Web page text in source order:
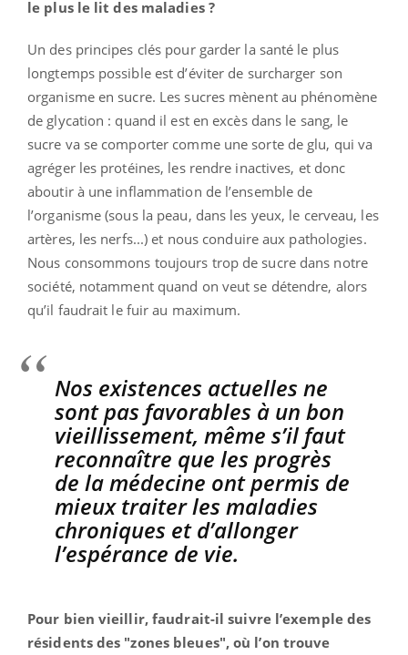
le plus le lit des maladies ?
Un des principes clés pour garder la santé le plus
longtemps possible est d’éviter de surcharger son
organisme en sucre. Les sucres mènent au phénomène
de glycation : quand il est en excès dans le sang, le
sucre va se comporter comme une sorte de glu, qui va
agréger les protéines, les rendre inactives, et donc
aboutir à une inflammation de l’ensemble de
l’organisme (sous la peau, dans les yeux, le cerveau, les
artères, les nerfs...) et nous conduire aux pathologies.
Nous consommons toujours trop de sucre dans notre
société, notamment quand on veut se détendre, alors
qu’il faudrait le fuir au maximum.
Nos existences actuelles ne
sont pas favorables à un bon
vieillissement, même s’il faut
reconnaître que les progrès
de la médecine ont permis de
mieux traiter les maladies
chroniques et d’allonger
l’espérance de vie.
Pour bien vieillir, faudrait-il suivre l’exemple des
résidents des "zones bleues", où l’on trouve